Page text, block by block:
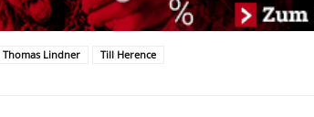
Thomas Lindner Till Herence